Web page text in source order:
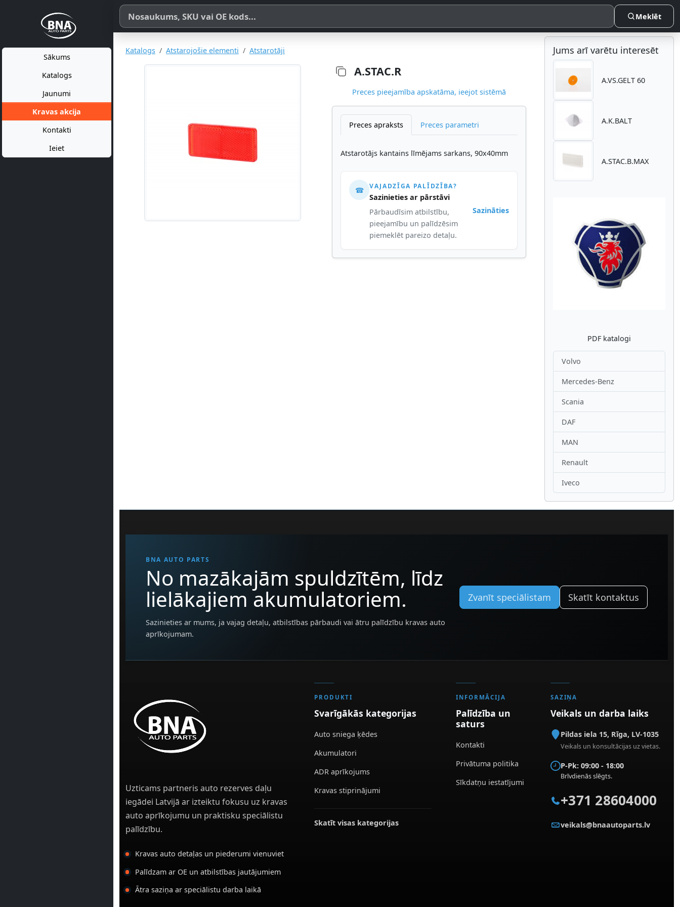
Sākums
Katalogs
Jaunumi
Kravas akcija
Kontakti
Ieiet
Meklēt pēc produkta nosaukuma, SKU vai OE koda
Meklēt
Katalogs Atstarojošie elementi Atstarotāji
A.STAC.R
Preces pieejamība apskatāma, ieejot sistēmā
Preces apraksts Preces parametri
Atstarotājs kantains līmējams sarkans, 90x40mm
☎ VAJADZĪGA PALĪDZĪBA?
Sazinieties ar pārstāvi
Pārbaudīsim atbilstību,
pieejamību un palīdzēsim
piemeklēt pareizo detaļu.
Sazināties
Jums arī varētu interesēt
A.VS.GELT 60
A.K.BALT
A.STAC.B.MAX
Atpakaļ
PDF katalogi
Volvo
Mercedes-Benz
Scania
DAF
MAN
Renault
Iveco
BNA AUTO PARTS
No mazākajām spuldzītēm, līdz
lielākajiem akumulatoriem.
Sazinieties ar mums, ja vajag detaļu, atbilstības pārbaudi vai ātru palīdzību kravas auto
aprīkojumam.
Zvanīt speciālistam Skatīt kontaktus
Uzticams partneris auto rezerves daļu
iegādei Latvijā ar izteiktu fokusu uz kravas
auto aprīkojumu un praktisku speciālistu
palīdzību.
Kravas auto detaļas un piederumi vienuviet
Palīdzam ar OE un atbilstības jautājumiem
Ātra saziņa ar speciālistu darba laikā
PRODUKTI
Svarīgākās kategorijas
Auto sniega ķēdes
Akumulatori
ADR aprīkojums
Kravas stiprinājumi
Skatīt visas kategorijas
INFORMĀCIJA
Palīdzība un
saturs
Kontakti
Privātuma politika
Sīkdatņu iestatījumi
SAZIŅA
Veikals un darba laiks
Pildas iela 15, Rīga, LV-1035
Veikals un konsultācijas uz vietas.
P-Pk: 09:00 - 18:00
Brīvdienās slēgts.
+371 28604000
veikals@bnaautoparts.lv